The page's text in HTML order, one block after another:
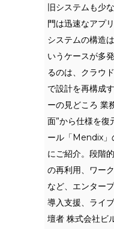
旧システムも少
門は迅速なアプ
システムの構造
いうケースが多
るのは、クラウ
で設計を再構成
ーの見どころ 業
面”から仕様を復
ール「Mendix」
にご紹介。段階
の再利用、ワー
など、エンター
導入支援、ライ
壇者 株式会社ビ